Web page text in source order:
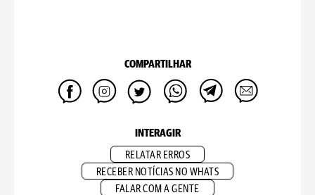
COMPARTILHAR
INTERAGIR
RELATAR ERROS
RECEBER NOTÍCIAS NO WHATS
FALAR COM A GENTE